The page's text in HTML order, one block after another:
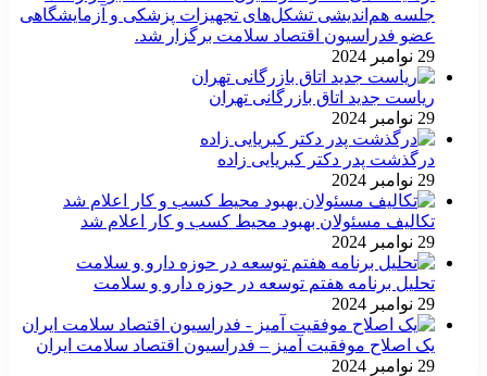
جلسه هم‌اندیشی تشکل‌های تجهیزات پزشکی و آزمایشگاهی
عضو فدراسیون اقتصاد سلامت برگزار شد.
29 نوامبر 2024
ریاست جدید اتاق بازرگانی تهران
29 نوامبر 2024
درگذشت پدر دکتر کبریایی زاده
29 نوامبر 2024
تکالیف مسئولان بهبود محیط کسب و کار اعلام شد
29 نوامبر 2024
تحلیل برنامه هفتم توسعه در حوزه دارو و سلامت
29 نوامبر 2024
یک اصلاح موفقیت آمیز – فدراسیون اقتصاد سلامت ایران
29 نوامبر 2024